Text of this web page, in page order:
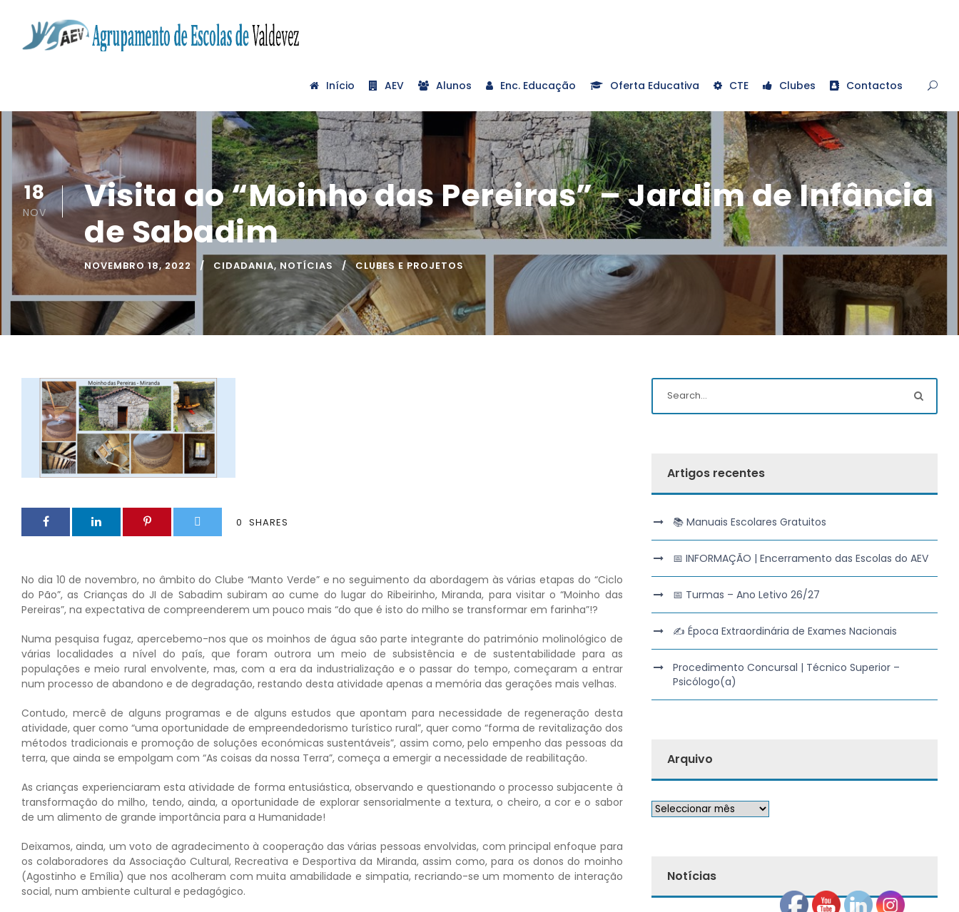
Início AEV Alunos Enc. Educação Oferta Educativa CTE Clubes Contactos
18
NOV
Visita ao “Moinho das Pereiras” – Jardim de Infância
de Sabadim
NOVEMBRO 18, 2022 CIDADANIA, NOTÍCIAS CLUBES E PROJETOS
0 SHARES
No dia 10 de novembro, no âmbito do Clube “Manto Verde” e no seguimento da abordagem às várias etapas do “Ciclo
do Pão”, as Crianças do JI de Sabadim subiram ao cume do lugar do Ribeirinho, Miranda, para visitar o “Moinho das
Pereiras”, na expectativa de compreenderem um pouco mais “do que é isto do milho se transformar em farinha”!?
Numa pesquisa fugaz, apercebemo-nos que os moinhos de água são parte integrante do património molinológico de
várias localidades a nível do país, que foram outrora um meio de subsistência e de sustentabilidade para as
populações e meio rural envolvente, mas, com a era da industrialização e o passar do tempo, começaram a entrar
num processo de abandono e de degradação, restando desta atividade apenas a memória das gerações mais velhas.
Contudo, mercê de alguns programas e de alguns estudos que apontam para necessidade de regeneração desta
atividade, quer como “uma oportunidade de empreendedorismo turístico rural”, quer como “forma de revitalização dos
métodos tradicionais e promoção de soluções económicas sustentáveis”, assim como, pelo empenho das pessoas da
terra, que ainda se empolgam com “As coisas da nossa Terra”, começa a emergir a necessidade de reabilitação.
As crianças experienciaram esta atividade de forma entusiástica, observando e questionando o processo subjacente à
transformação do milho, tendo, ainda, a oportunidade de explorar sensorialmente a textura, o cheiro, a cor e o sabor
de um alimento de grande importância para a Humanidade!
Deixamos, ainda, um voto de agradecimento à cooperação das várias pessoas envolvidas, com principal enfoque para
os colaboradores da Associação Cultural, Recreativa e Desportiva da Miranda, assim como, para os donos do moinho
(Agostinho e Emília) que nos acolheram com muita amabilidade e simpatia, recriando-se um momento de interação
social, num ambiente cultural e pedagógico.
Artigos recentes
📚 Manuais Escolares Gratuitos
📅 INFORMAÇÃO | Encerramento das Escolas do AEV
📅 Turmas – Ano Letivo 26/27
✍️ Época Extraordinária de Exames Nacionais
Procedimento Concursal | Técnico Superior –
Psicólogo(a)
Arquivo
Notícias